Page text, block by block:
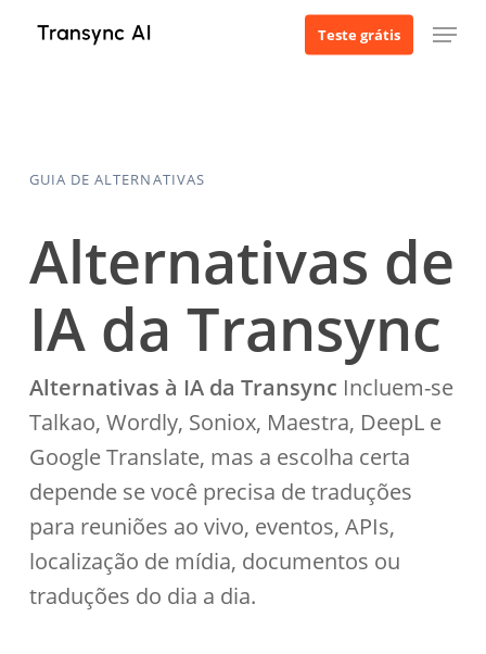
Teste grátis Menu
GUIA DE ALTERNATIVAS
Alternativas de
IA da Transync
Alternativas à IA da Transync Incluem-se
Talkao, Wordly, Soniox, Maestra, DeepL e
Google Translate, mas a escolha certa
depende se você precisa de traduções
para reuniões ao vivo, eventos, APIs,
localização de mídia, documentos ou
traduções do dia a dia.